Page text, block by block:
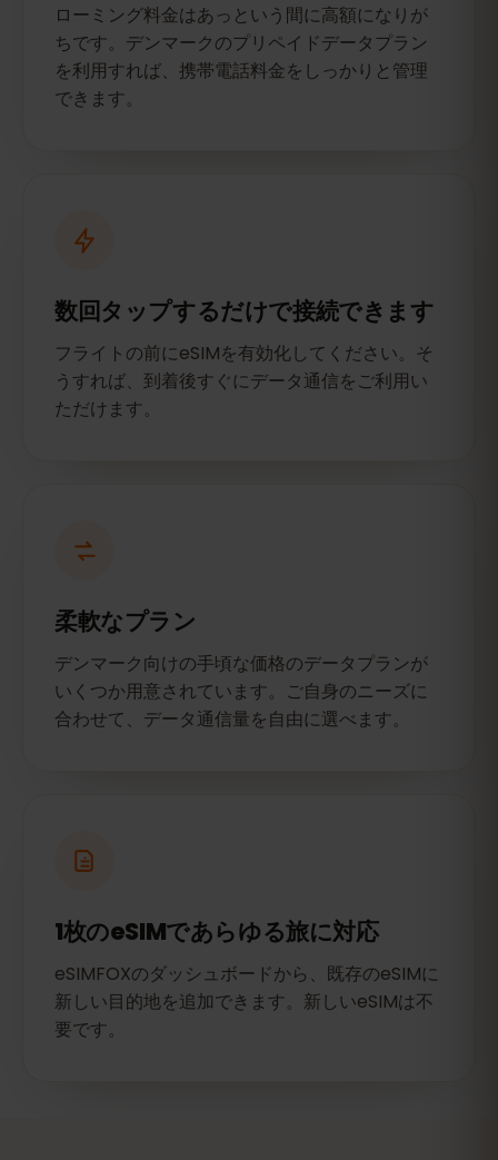
ローミング料金はあっという間に高額になりが
ちです。デンマークのプリペイドデータプラン
を利用すれば、携帯電話料金をしっかりと管理
できます。
数回タップするだけで接続できます
フライトの前にeSIMを有効化してください。そ
うすれば、到着後すぐにデータ通信をご利用い
ただけます。
柔軟なプラン
デンマーク向けの手頃な価格のデータプランが
いくつか用意されています。ご自身のニーズに
合わせて、データ通信量を自由に選べます。
1枚のeSIMであらゆる旅に対応
eSIMFOXのダッシュボードから、既存のeSIMに
新しい目的地を追加できます。新しいeSIMは不
要です。